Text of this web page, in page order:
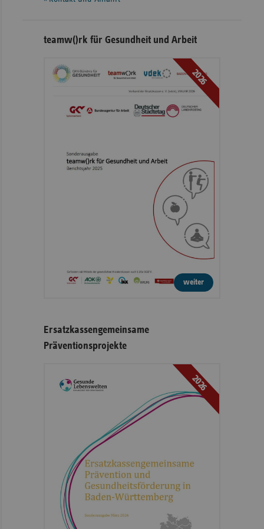
teamw()rk für Gesundheit und Arbeit
2026
weiter
Ersatzkassengemeinsame
Präventionsprojekte
2026